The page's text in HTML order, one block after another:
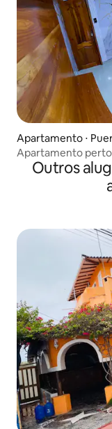
Apartamento ⋅
Apartamento perto
Outros